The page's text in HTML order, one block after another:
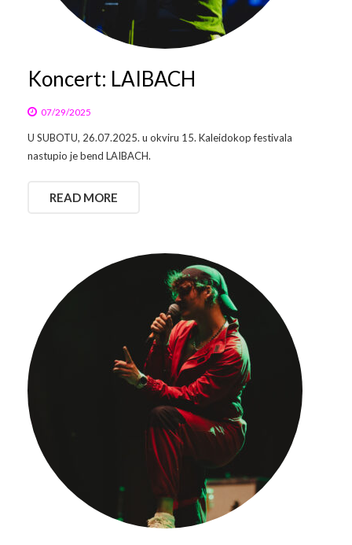
Video 2014
Video 2018
Galerija 2013
Galerija 2017
Galerija 2018
Galerija 2019
Galerija 2022
Galerija 2023
Galerija 2024
Galerija 2025
Koncert: LAIBACH
07/29/2025
U SUBOTU, 26.07.2025. u okviru 15. Kaleidokop festivala
nastupio je bend LAIBACH.
READ MORE